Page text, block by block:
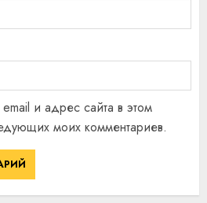
и адрес сайта в этом
моих комментариев.